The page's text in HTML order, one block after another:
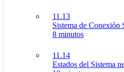
11.13
Sistema de Conexión
8 minutos
11.14
Estados del Sistema